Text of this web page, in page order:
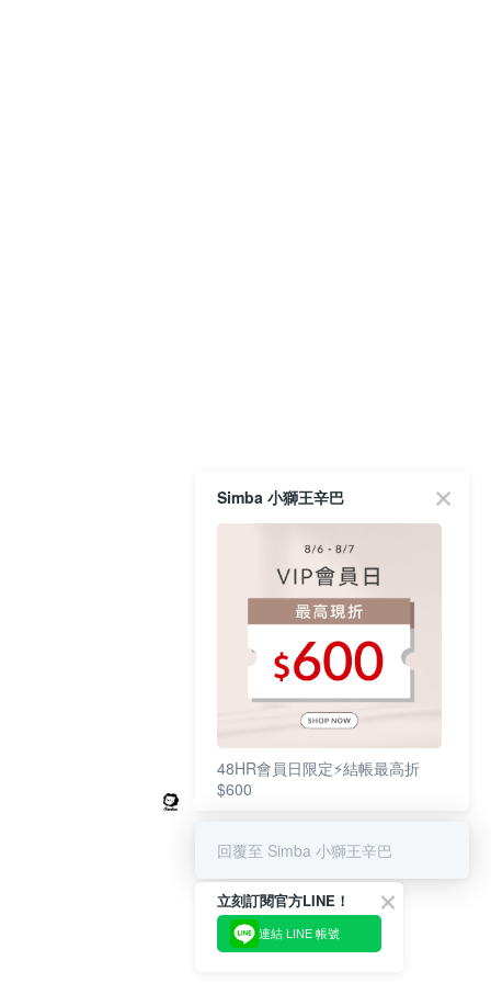
Simba 小獅王辛巴
48HR會員日限定⚡結帳最高折
$600
回覆至 Simba 小獅王辛巴
立刻訂閱官方LINE！
連結 LINE 帳號